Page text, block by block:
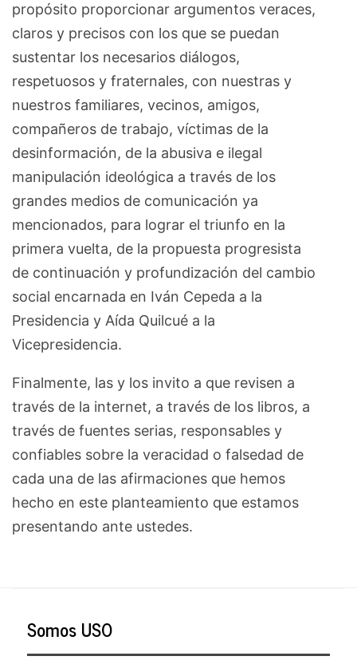
propósito proporcionar argumentos veraces,
claros y precisos con los que se puedan
sustentar los necesarios diálogos,
respetuosos y fraternales, con nuestras y
nuestros familiares, vecinos, amigos,
compañeros de trabajo, víctimas de la
desinformación, de la abusiva e ilegal
manipulación ideológica a través de los
grandes medios de comunicación ya
mencionados, para lograr el triunfo en la
primera vuelta, de la propuesta progresista
de continuación y profundización del cambio
social encarnada en Iván Cepeda a la
Presidencia y Aída Quilcué a la
Vicepresidencia.
Finalmente, las y los invito a que revisen a
través de la internet, a través de los libros, a
través de fuentes serias, responsables y
confiables sobre la veracidad o falsedad de
cada una de las afirmaciones que hemos
hecho en este planteamiento que estamos
presentando ante ustedes.
Somos USO